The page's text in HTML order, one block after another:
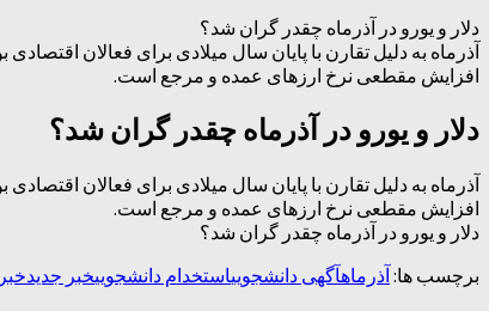
دلار و یورو در آذرماه چقدر گران شد؟
آذرماه به دلیل تقارن با پایان سال میلادی برای فعالان
افزایش مقطعی نرخ ارزهای عمده و مرجع است.
دلار و یورو در آذرماه چقدر گران شد؟
آذرماه به دلیل تقارن با پایان سال میلادی برای فعالان
افزایش مقطعی نرخ ارزهای عمده و مرجع است.
دلار و یورو در آذرماه چقدر گران شد؟
برچسب ها: آذرماهآگهی دانشجوییاستخدام دانشجوییخبر جدید